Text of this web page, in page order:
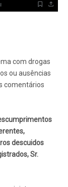
com drogas
ou ausências
comentários
descuidos
Sr.